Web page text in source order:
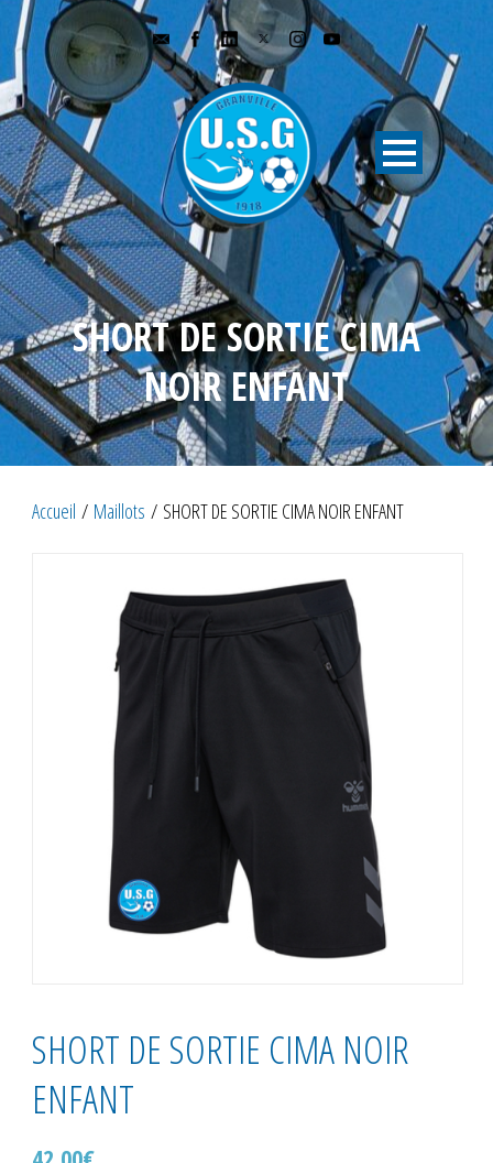
SHORT DE SORTIE CIMA
NOIR ENFANT
Accueil / Maillots / SHORT DE SORTIE CIMA NOIR ENFANT
SHORT DE SORTIE CIMA NOIR
ENFANT